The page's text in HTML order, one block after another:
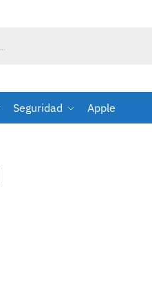
Seguridad Apple